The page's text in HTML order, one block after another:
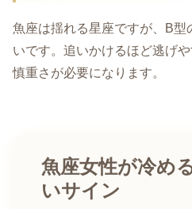
魚座は揺れる星座ですが、B型
いです。追いかけるほど逃げ
慎重さが必要になります。
魚座女性が冷め
いサイン